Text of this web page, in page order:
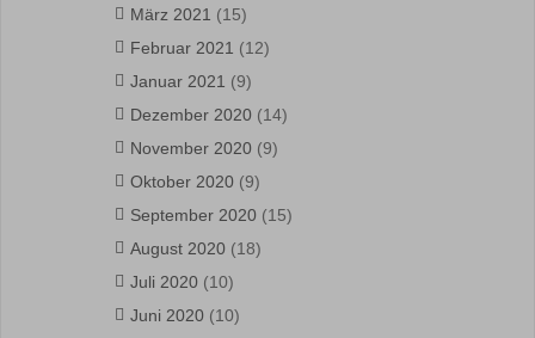
März 2021 (15)
Februar 2021 (12)
Januar 2021 (9)
Dezember 2020 (14)
November 2020 (9)
Oktober 2020 (9)
September 2020 (15)
August 2020 (18)
Juli 2020 (10)
Juni 2020 (10)